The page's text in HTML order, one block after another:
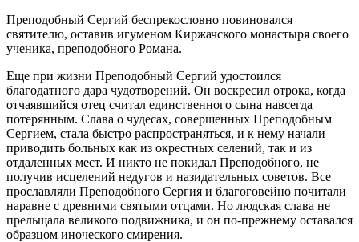
Преподобный Сергий беспрекословно повиновался
святителю, оставив игуменом Киржачского монастыря своего
ученика, преподобного Романа.
Еще при жизни Преподобный Сергий удостоился
благодатного дара чудотворений. Он воскресил отрока, когда
отчаявшийся отец считал единственного сына навсегда
потерянным. Слава о чудесах, совершенных Преподобным
Сергием, стала быстро распространяться, и к нему начали
приводить больных как из окрестных селений, так и из
отдаленных мест. И никто не покидал Преподобного, не
получив исцелений недугов и назидательных советов. Все
прославляли Преподобного Сергия и благоговейно почитали
наравне с древними святыми отцами. Но людская слава не
прельщала великого подвижника, и он по-прежнему оставался
образцом иноческого смирения.